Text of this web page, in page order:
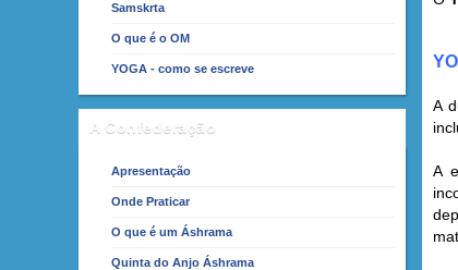
Samskrta
O que é o OM
YOGA - como se escreve
A Confederação
Apresentação
Onde Praticar
O que é um Áshrama
Quinta do Anjo Áshrama
A
A